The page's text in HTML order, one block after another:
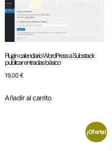
Plugin calendario WordPress a Substack
publicar entradas básico
19,00 €
Añadir al carrito
¡Oferta!